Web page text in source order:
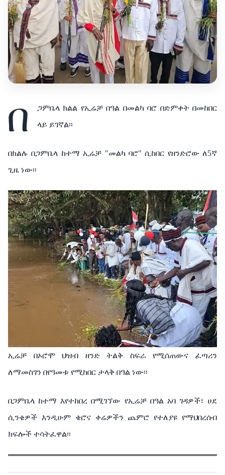
በ
ጋምቤላ ክልል የኢሬቻ በዓል በመልካ ባሮ በድምቀት በመከበር
ላይ ይገኛል፡፡
በክልሉ በጋምቤላ ከተማ ኢሬቻ "መልካ ባሮ" ሲከበር የዘንድሮው ለ5ኛ
ጊዜ ነው፡፡
ኢሬቻ በኦሮሞ ህዝብ ዘንድ ትልቅ ስፍራ የሚሰጠውና ፈጣሪን
ለማመስገን በየዓመቱ የሚከበር ታላቅ በዓል ነው፡፡
በጋምቤላ ከተማ እየተከበረ በሚገኘው የኢሬቻ በዓል አባ ገዳዎች፣ ሀደ
ሲንቄዎች እንዲሁም ቄሮና ቀሬዎችን ጨምሮ የተለያዩ የማህበረሰብ
ክፍሎች ተሳትፈዋል፡፡